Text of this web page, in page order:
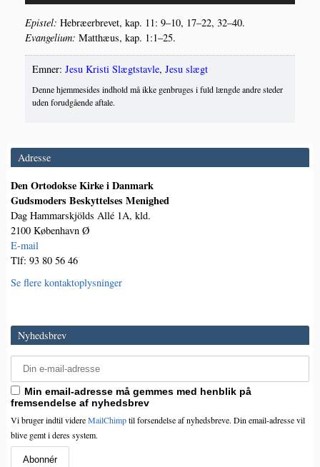
Epi­stel: Hebræ­er­bre­vet, kap. 11: 9–10, 17–22, 32–40.
Evan­ge­li­um: Mat­t­hæus, kap. 1:1–25.
Emner: Jesu Kristi Slægtstavle, Jesu slægt
Denne hjemmesides indhold må ikke genbruges i fuld længde andre steder
uden forudgående aftale.
Adresse
Den Ortodokse Kirke i Danmark
Gudsmoders Beskyttelses Menighed
Dag Hammarskjölds Allé 1A, kld.
2100 København Ø
E-mail
Tlf: 93 80 56 46
Se flere kontaktoplysninger
Nyhedsbrev
Min email-adresse må gemmes med henblik på
fremsendelse af nyhedsbrev
Vi bruger indtil videreMailChimptil forsendelse af nyhedsbreve. Din email-adresse vil
blive gemt i deres system.